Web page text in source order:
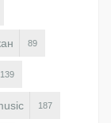
89
139
187